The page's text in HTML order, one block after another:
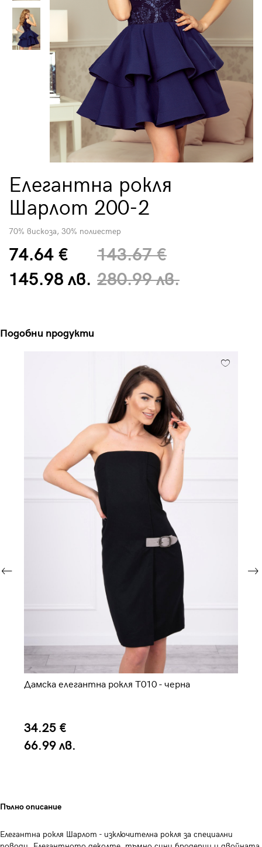
Елегантна рокля
Шарлот 200-2
70% вискоза, 30% полиестер
74.64 €
145.98 лв.
143.67 €
280.99 лв.
Подобни продукти
Дамска елегантна рокля T010 - черна
34.25 €
66.99 лв.
Пълно описание
Елегантна рокля Шарлот - изключителна рокля за специални